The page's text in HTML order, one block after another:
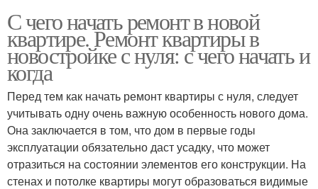
С чего начать ремонт в новой
квартире. Ремонт квартиры в
новостройке с нуля: с чего начать и
когда
Перед тем как начать ремонт квартиры с нуля, следует
учитывать одну очень важную особенность нового дома.
Она заключается в том, что дом в первые годы
эксплуатации обязательно даст усадку, что может
отразиться на состоянии элементов его конструкции. На
стенах и потолке квартиры могут образоваться видимые